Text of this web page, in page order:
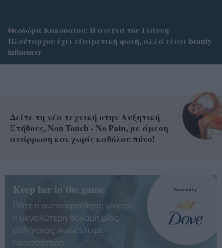
Θεοδώρα Κακοσαίου: Η ανιψιά του Γιάννη
Πλούταρχου έχει εξαιρετική φωνή, αλλά είναι beauty
influencer
Δείτε τη νέα τεχνική στην Αυξητική
Στήθους, Non Touch - No Pain, με άμεση
ανάρρωση και χωρίς καθόλου πόνο!
Keep her in the game
Πότε η αυτοπεποίθηση γίνεται
η μεγαλύτερη δύναμη μίας
αθλήτριας; Ανακάλυψε
περισσότερα